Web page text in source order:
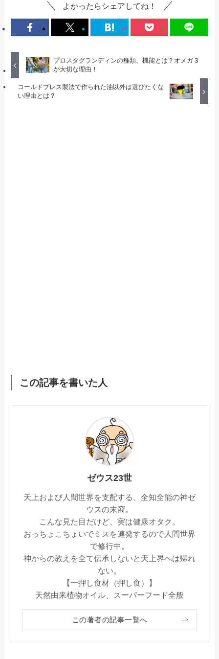
よかったらシェアしてね！
プロスタグランディンの種類、機能とは？オメガ３
が大切な理由！
コールドプレス製法で作られた油以外は選びたくな
い理由とは？
この記事を書いた人
ゼウス23世
天上および人間世界を支配する、全知全能の神ゼ
ウスの末裔。
こんな見た目だけど、実は健康オタク。
おっちょこちょいでミスを連発するので人間世界
で修行中。
神からの教えを全て伝承しないと天上界へは帰れ
ない。
【一押し食材（押し食）】
天然由来植物オイル、スーパーフード全般
この著者の記事一覧へ